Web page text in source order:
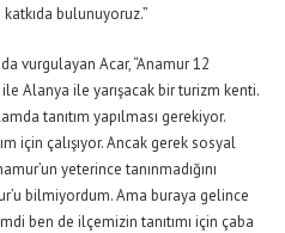
bulunuyoruz.”
vurgulayan Acar, “Anamur 12
Alanya ile yarışacak bir turizm kenti.
tanıtım yapılması gerekiyor.
için çalışıyor. Ancak gerek sosyal
yeterince tanınmadığını
bilmiyordum. Ama buraya gelince
ben de ilçemizin tanıtımı için çaba